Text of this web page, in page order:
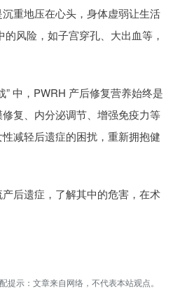
重地压在心头，身体虚弱让生活
风险，如子宫穿孔、大出血等，
” 中，PWRH 产后修复营养始终是
复、内分泌调节、增强免疫力等
减轻后遗症的困扰，重新拥抱健
后遗症，了解其中的危害，在术
提示：文章来自网络，不代表本站观点。